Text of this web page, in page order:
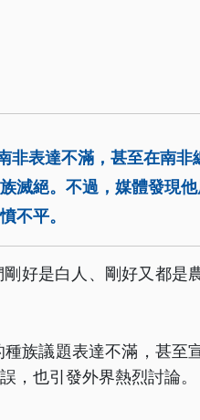
表達不滿，甚至在南非
滅絕。不過，媒體發現
不平。
好是白人、剛好又都是
族議題表達不滿，甚至
，也引發外界熱烈討論。